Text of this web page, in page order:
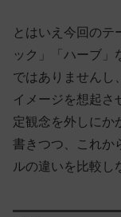
とはいえ今回のテ
ック」「ハーブ」
ではありませんし
イメージを想起さ
定観念を外しに
書きつつ、これか
ルの違いを比較し